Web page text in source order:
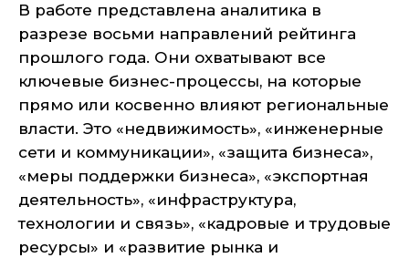
В работе представлена аналитика в
разрезе восьми направлений рейтинга
прошлого года. Они охватывают все
ключевые бизнес-процессы, на которые
прямо или косвенно влияют региональные
власти. Это «недвижимость», «инженерные
сети и коммуникации», «защита бизнеса»,
«меры поддержки бизнеса», «экспортная
деятельность», «инфраструктура,
технологии и связь», «кадровые и трудовые
ресурсы» и «развитие рынка и